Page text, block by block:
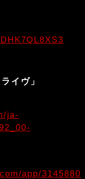
イヴ」
ja-
app/3145880